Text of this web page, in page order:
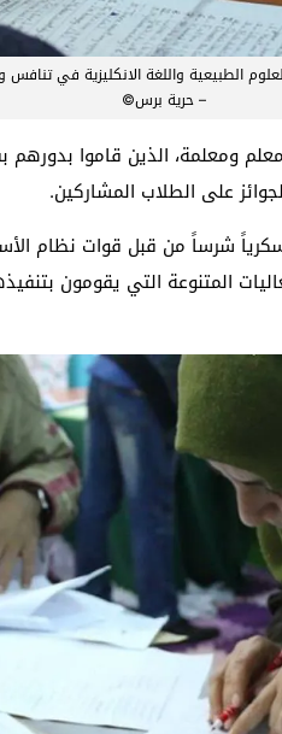
الطبيعية واللغة الانكليزية في
– حرية برس©
وأشرف على عملية تصحيح أوراق الامتحان 16 معلم ومعلمة،
على الطلاب المشاركين.
شرساً من قبل قوات نظام الأسد
المتنوعة التي يقومون